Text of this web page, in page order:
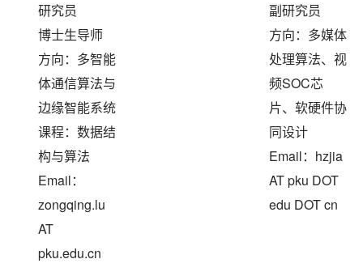
研究员
博士生导师
方向：多智能
体通信算法与
边缘智能系统
课程：数据结
构与算法
Email：
zongqing.lu
AT
pku.edu.cn
副研究员
方向：多媒体
处理算法、视
频SOC芯
片、软硬件协
同设计
Email：hzjia
AT pku DOT
edu DOT cn